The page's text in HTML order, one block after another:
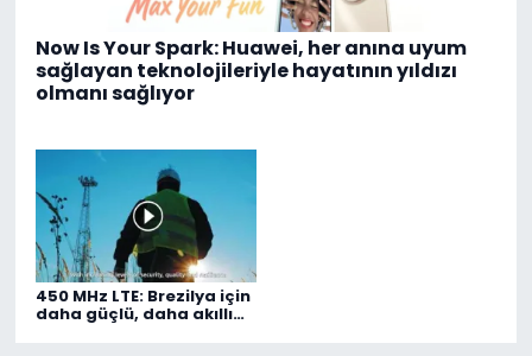
Now Is Your Spark: Huawei, her anına uyum
sağlayan teknolojileriyle hayatının yıldızı
olmanı sağlıyor
450 MHz LTE: Brezilya için
daha güçlü, daha akıllı